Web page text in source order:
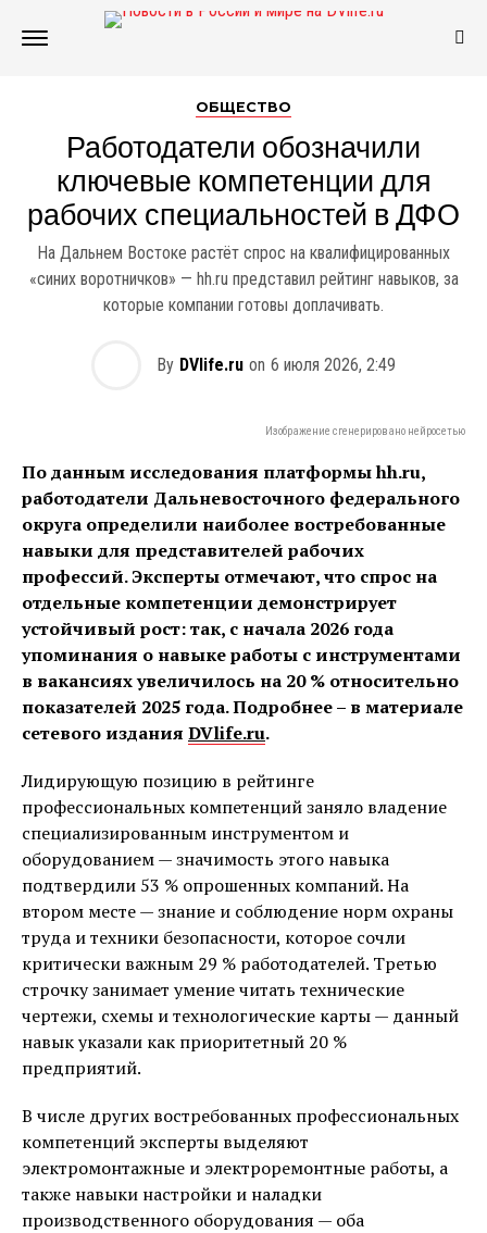
ОБЩЕСТВО
Работодатели обозначили
ключевые компетенции для
рабочих специальностей в ДФО
На Дальнем Востоке растёт спрос на квалифицированных
«синих воротничков» — hh.ru представил рейтинг навыков, за
которые компании готовы доплачивать.
By DVlife.ru on 6 июля 2026, 2:49
Изображение сгенерировано нейросетью
По данным исследования платформы hh.ru,
работодатели Дальневосточного федерального
округа определили наиболее востребованные
навыки для представителей рабочих
профессий. Эксперты отмечают, что спрос на
отдельные компетенции демонстрирует
устойчивый рост: так, с начала 2026 года
упоминания о навыке работы с инструментами
в вакансиях увеличилось на 20 % относительно
показателей 2025 года. Подробнее – в материале
сетевого издания DVlife.ru.
Лидирующую позицию в рейтинге
профессиональных компетенций заняло владение
специализированным инструментом и
оборудованием — значимость этого навыка
подтвердили 53 % опрошенных компаний. На
втором месте — знание и соблюдение норм охраны
труда и техники безопасности, которое сочли
критически важным 29 % работодателей. Третью
строчку занимает умение читать технические
чертежи, схемы и технологические карты — данный
навык указали как приоритетный 20 %
предприятий.
В числе других востребованных профессиональных
компетенций эксперты выделяют
электромонтажные и электроремонтные работы, а
также навыки настройки и наладки
производственного оборудования — оба